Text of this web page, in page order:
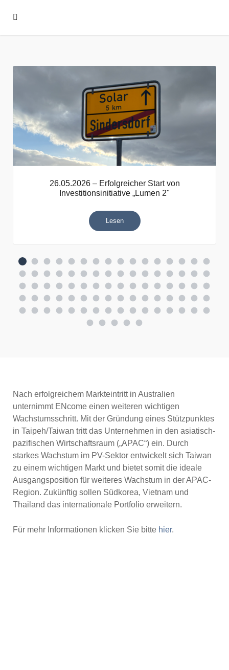
26.05.2026 – Erfolgreicher Start von
Investitionsinitiative „Lumen 2"
Lesen
Nach erfolgreichem Markteintritt in Australien
unternimmt ENcome einen weiteren wichtigen
Wachstumsschritt. Mit der Gründung eines Stützpunktes
in Taipeh/Taiwan tritt das Unternehmen in den asiatisch-
pazifischen Wirtschaftsraum („APAC“) ein. Durch
starkes Wachstum im PV-Sektor entwickelt sich Taiwan
zu einem wichtigen Markt und bietet somit die ideale
Ausgangsposition für weiteres Wachstum in der APAC-
Region. Zukünftig sollen Südkorea, Vietnam und
Thailand das internationale Portfolio erweitern.
Für mehr Informationen klicken Sie bitte hier.